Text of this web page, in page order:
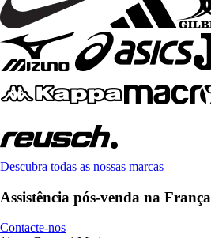
Descubra todas as nossas marcas
Assistência pós-venda na França
Contacte-nos